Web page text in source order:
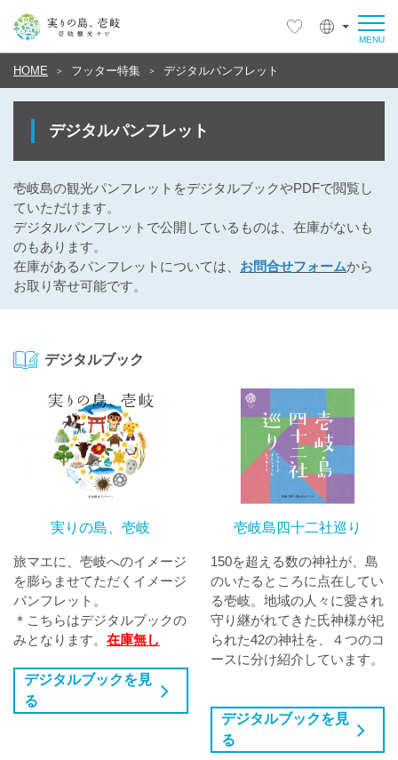
HOME フッター特集 デジタルパンフレット
デジタルパンフレット
壱岐島の観光パンフレットをデジタルブックやPDFで閲覧し
ていただけます。
デジタルパンフレットで公開しているものは、在庫がないも
のもあります。
在庫があるパンフレットについては、 お問合せフォームから
お取り寄せ可能です。
デジタルブック
実りの島、壱岐
旅マエに、壱岐へのイメージ
を膨らませてただくイメージ
パンフレット。
＊こちらはデジタルブックの
みとなります。 在庫無し
デジタルブックを見
る
壱岐島四十二社巡り
150を超える数の神社が、島
のいたるところに点在してい
る壱岐。地域の人々に愛され
守り継がれてきた氏神様が祀
られた42の神社を、４つのコ
ースに分け紹介しています。
デジタルブックを見
る